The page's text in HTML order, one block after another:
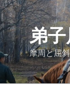
弟
摩周と屈